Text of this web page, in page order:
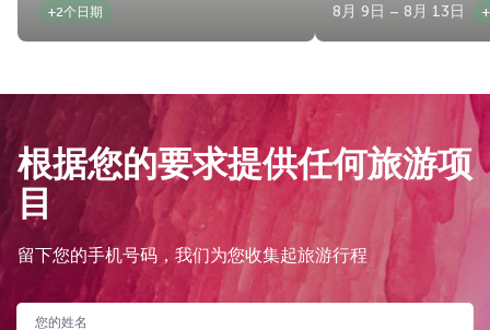
+2个日期
8月 9日 – 8月 13日
根据您的要求提供任何旅游项
目
留下您的手机号码，我们为您收集起旅游行程
您的姓名